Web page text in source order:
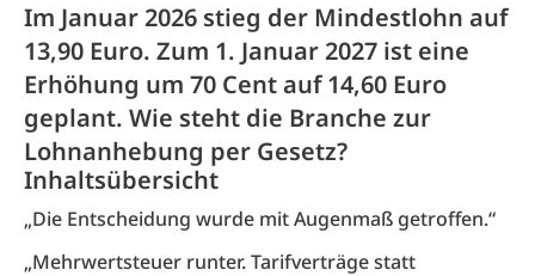
Im Januar 2026 stieg der Mindestlohn auf
13,90 Euro. Zum 1. Januar 2027 ist eine
Erhöhung um 70 Cent auf 14,60 Euro
geplant. Wie steht die Branche zur
Lohnanhebung per Gesetz?
Inhaltsübersicht
„Die Entscheidung wurde mit Augenmaß getroffen.“
„Mehrwertsteuer runter. Tarifverträge statt